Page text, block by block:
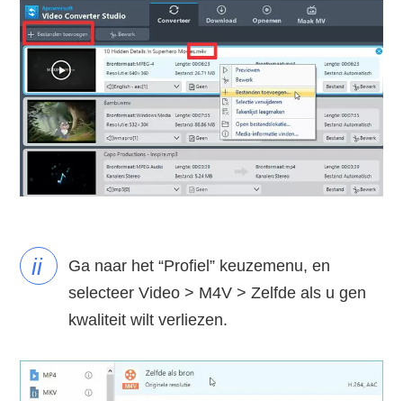
ii
Ga naar het “Profiel” keuzemenu, en
selecteer Video > M4V > Zelfde als u gen
kwaliteit wilt verliezen.